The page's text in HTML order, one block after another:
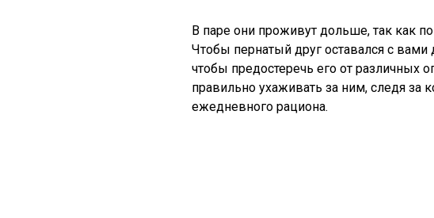
В паре они проживут дольше, так как
Чтобы пернатый друг оставался с
чтобы предостеречь его от различных
правильно ухаживать за ним, следя за
ежедневного рациона.